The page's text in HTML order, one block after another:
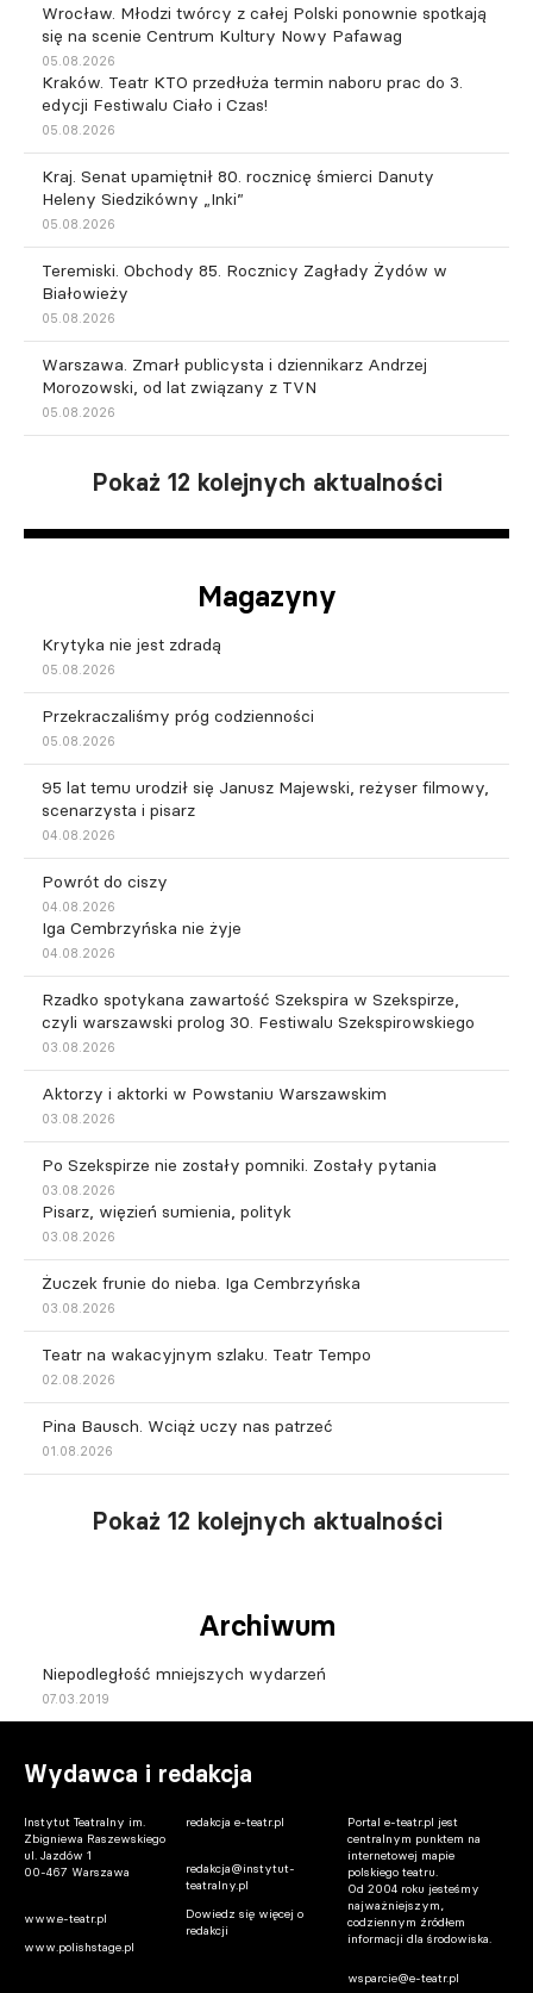
Wrocław. Młodzi twórcy z całej Polski ponownie spotkają
się na scenie Centrum Kultury Nowy Pafawag
05.08.2026
Kraków. Teatr KTO przedłuża termin naboru prac do 3.
edycji Festiwalu Ciało i Czas!
05.08.2026
Kraj. Senat upamiętnił 80. rocznicę śmierci Danuty
Heleny Siedzikówny „Inki”
05.08.2026
Teremiski. Obchody 85. Rocznicy Zagłady Żydów w
Białowieży
05.08.2026
Warszawa. Zmarł publicysta i dziennikarz Andrzej
Morozowski, od lat związany z TVN
05.08.2026
Pokaż 12 kolejnych aktualności
Magazyny
Krytyka nie jest zdradą
05.08.2026
Przekraczaliśmy próg codzienności
05.08.2026
95 lat temu urodził się Janusz Majewski, reżyser filmowy,
scenarzysta i pisarz
04.08.2026
Powrót do ciszy
04.08.2026
Iga Cembrzyńska nie żyje
04.08.2026
Rzadko spotykana zawartość Szekspira w Szekspirze,
czyli warszawski prolog 30. Festiwalu Szekspirowskiego
03.08.2026
Aktorzy i aktorki w Powstaniu Warszawskim
03.08.2026
Po Szekspirze nie zostały pomniki. Zostały pytania
03.08.2026
Pisarz, więzień sumienia, polityk
03.08.2026
Żuczek frunie do nieba. Iga Cembrzyńska
03.08.2026
Teatr na wakacyjnym szlaku. Teatr Tempo
02.08.2026
Pina Bausch. Wciąż uczy nas patrzeć
01.08.2026
Pokaż 12 kolejnych aktualności
Archiwum
Niepodległość mniejszych wydarzeń
07.03.2019
Wydawca i redakcja
Instytut Teatralny im.
Zbigniewa Raszewskiego
ul. Jazdów 1
00-467 Warszawa
www.e-teatr.pl
www.polishstage.pl
redakcja e-teatr.pl
redakcja@instytut-
teatralny.pl
Dowiedz się więcej o
redakcji
Portal e-teatr.pl jest
centralnym punktem na
internetowej mapie
polskiego teatru.
Od 2004 roku jesteśmy
najważniejszym,
codziennym źródłem
informacji dla środowiska.
wsparcie@e-teatr.pl